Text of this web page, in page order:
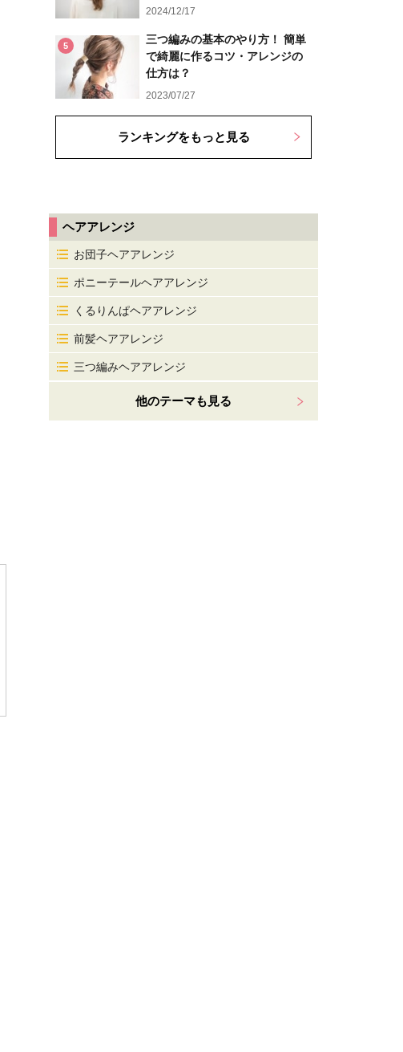
2024/12/17
5
三つ編みの基本のやり方！ 簡単
で綺麗に作るコツ・アレンジの
仕方は？
2023/07/27
ランキングをもっと見る
ヘアアレンジ
お団子ヘアアレンジ
ポニーテールヘアアレンジ
くるりんぱヘアアレンジ
前髪ヘアアレンジ
三つ編みヘアアレンジ
他のテーマも見る